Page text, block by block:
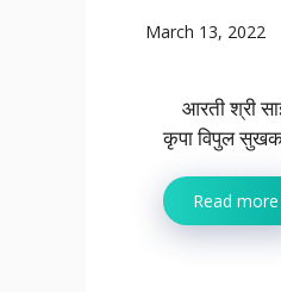
March 13, 2022
आरती श्री
कृपा विपुल
Read more